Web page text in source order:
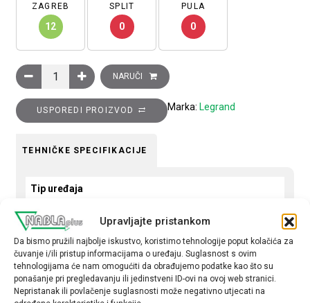
Upravljajte pristankom
Da bismo pružili najbolje iskustvo, koristimo tehnologije poput kolačića za
čuvanje i/ili pristup informacijama o uređaju. Suglasnost s ovim
tehnologijama će nam omogućiti da obrađujemo podatke kao što su
ponašanje pri pregledavanju ili jedinstveni ID-ovi na ovoj web stranici.
Nepristanak ili povlačenje suglasnosti može negativno utjecati na
ZAGREB
12
SPLIT
0
PULA
0
Ukrasni okvir Clasia, 3 modula, crni mat količina
NARUČI
USPOREDI PROIZVOD Marka: Legrand
TEHNIČKE SPECIFIKACIJE
Tip uređaja
Okvir
trostruki